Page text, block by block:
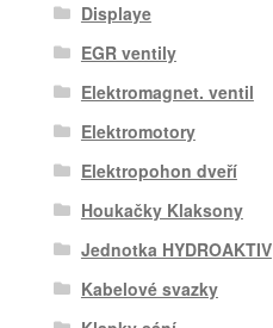
Displaye
EGR ventily
Elektromagnet. ventil
Elektromotory
Elektropohon dveří
Houkačky Klaksony
Jednotka HYDROAKTIV
Kabelové svazky